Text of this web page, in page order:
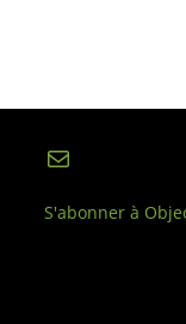
E-mail
S'abonner à